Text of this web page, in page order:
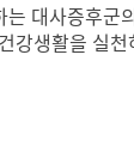
대사증후군
강생활을 실